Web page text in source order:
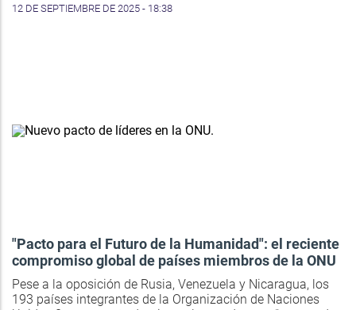
12 DE SEPTIEMBRE DE 2025 - 18:38
"Pacto para el Futuro de la Humanidad": el reciente
compromiso global de países miembros de la ONU
Pese a la oposición de Rusia, Venezuela y Nicaragua, los
193 países integrantes de la Organización de Naciones